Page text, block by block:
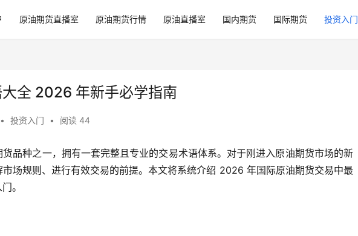
原油期货直播室 原油期货行情 原油直播室 国内期货 国际期货 投资入门
全 2026 年新手必学指南
• 投资入门 • 阅读 44
品种之一，拥有一套完整且专业的交易术语体系。对于刚进入原油期货市场的新
场规则、进行有效交易的前提。本文将系统介绍 2026 年国际原油期货交易中最
。